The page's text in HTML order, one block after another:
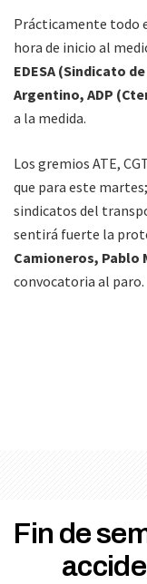
Prácticamente todo
hora de inicio al
EDESA (Sindicato
Argentino, ADP
a la medida.
Los gremios ATE,
que para este
sindicatos del
sentirá fuerte la
Camioneros, Pablo
convocatoria al paro.
Fin de